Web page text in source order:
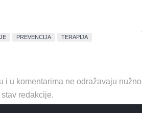
PREVENCIJA TERAPIJA
i u komentarima ne odražavaju nužno
stav redakcije.